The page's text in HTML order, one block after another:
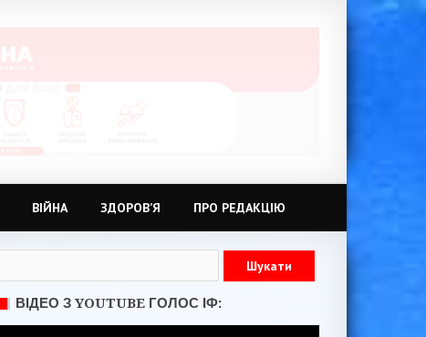
ВІЙНА ЗДОРОВ’Я ПРО РЕДАКЦІЮ
ВІДЕО З YOUTUBE ГОЛОС ІФ: